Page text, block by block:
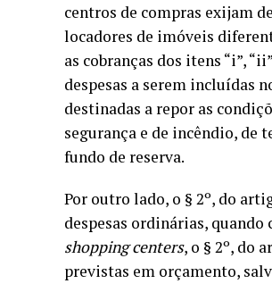
centros de compras exijam
locadores de imóveis
as cobranças dos itens “i”,
despesas a serem incluídas
destinadas a repor as
segurança e de incêndio, de
fundo de reserva.
Por outro lado, o § 2º, do
despesas ordinárias,
shopping centers, o § 2º, do
previstas em orçamento,